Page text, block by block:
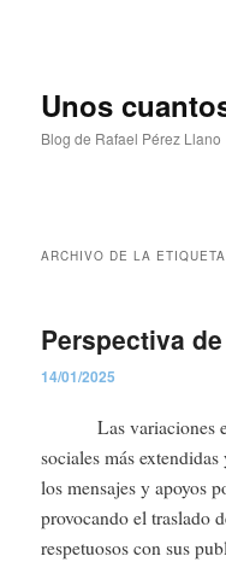
Unos
Blog de Rafael Pérez Llano
ARCHIVO DE LA
Perspectiva
14/01/2025
Las variaciones
sociales más
los mensajes y apoyos
provocando el traslado
respetuosos con sus